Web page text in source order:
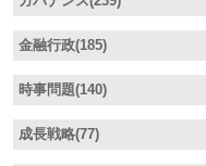
金融行政(185)
時事問題(140)
成長戦略(77)